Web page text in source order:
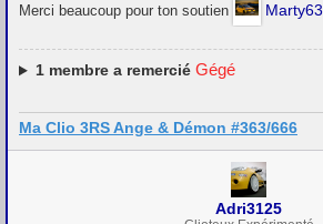
s
Merci beaucoup pour ton soutien Marty63
1membre a remercié Gégé
Ma Clio 3RS Ange & Démon #363/666
Adri3125